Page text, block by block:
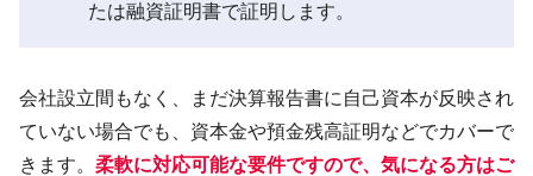
たは融資証明書で証明します。
会社設立間もなく、まだ決算報告書に自己資本が反映され
ていない場合でも、資本金や預金残高証明などでカバーで
きます。 柔軟に対応可能な要件ですので、気になる方はご